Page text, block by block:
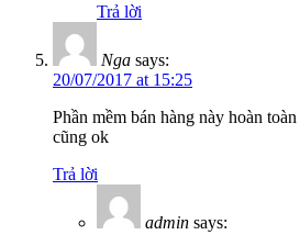
Trả lời
Nga says:
20/07/2017 at 15:25
Phần mềm bán hàng này hoàn
cũng ok
Trả lời
admin says: